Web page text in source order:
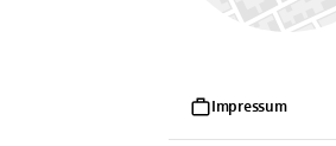
Impressum